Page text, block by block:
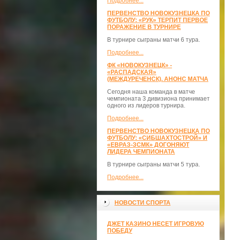
ПЕРВЕНСТВО НОВОКУЗНЕЦКА ПО
ФУТБОЛУ: «РУК» ТЕРПИТ ПЕРВОЕ
ПОРАЖЕНИЕ В ТУРНИРЕ
В турнире сыграны матчи 6 тура.
Подробнее...
ФК «НОВОКУЗНЕЦК» -
«РАСПАДСКАЯ»
(МЕЖДУРЕЧЕНСК). АНОНС МАТЧА
Сегодня наша команда в матче
чемпионата 3 дивизиона принимает
одного из лидеров турнира.
Подробнее...
ПЕРВЕНСТВО НОВОКУЗНЕЦКА ПО
ФУТБОЛУ: «СИБШАХТОСТРОЙ» И
«ЕВРАЗ-ЗСМК» ДОГОНЯЮТ
ЛИДЕРА ЧЕМПИОНАТА
В турнире сыграны матчи 5 тура.
Подробнее...
НОВОСТИ СПОРТА
ДЖЕТ КАЗИНО НЕСЕТ ИГРОВУЮ
ПОБЕДУ